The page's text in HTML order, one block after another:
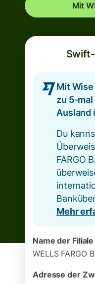
Mit
Mit
zu 5-
Ausland
Du
FARGO
Mehr
Name der Filiale
WELLS FARGO
Adresse der